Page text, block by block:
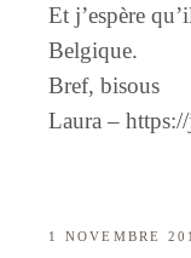
Et j’espère
Belgique.
Bref, bisous
Laura –
1 NOVEMBRE